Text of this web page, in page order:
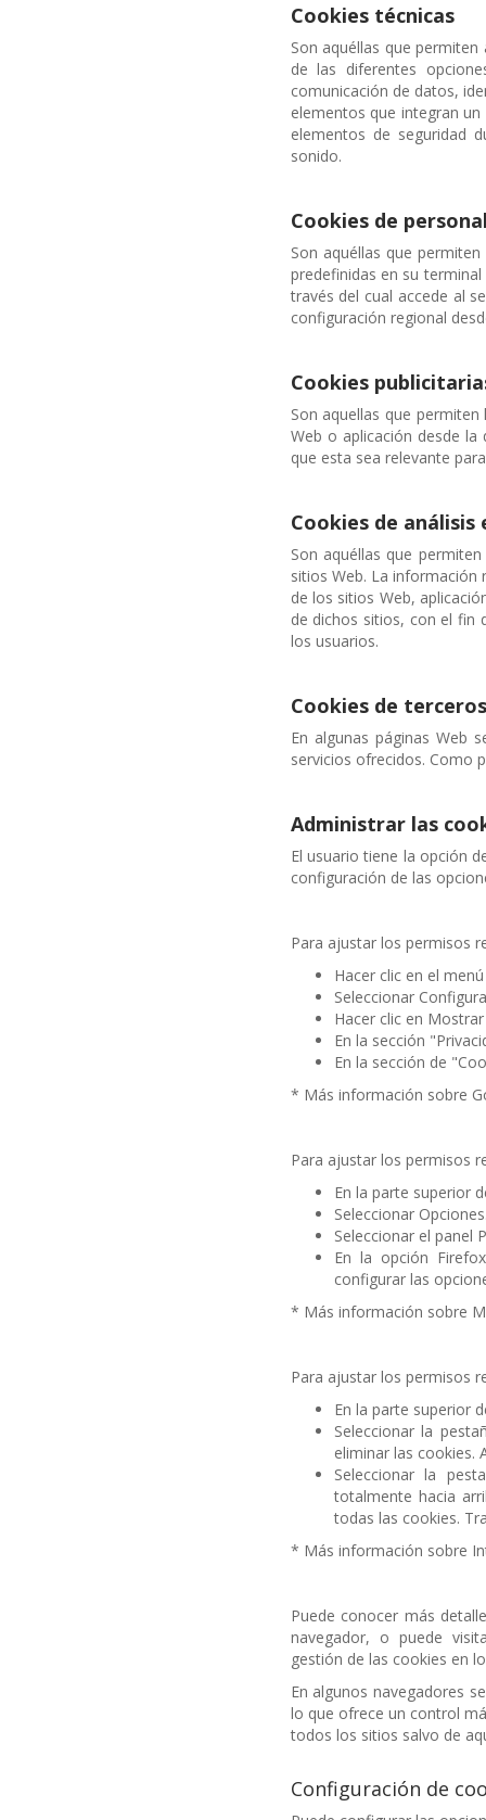
Cookies técnicas
Son aquéllas que
de las diferentes
comunicación de datos,
elementos que integran
elementos de seguridad
sonido.
Cookies de
Son aquéllas que
predefinidas en su
través del cual accede al
configuración regional
Cookies
Son aquellas que
Web o aplicación desde
que esta sea relevante
Cookies de
Son aquéllas que
sitios Web. La información
de los sitios Web,
de dichos sitios, con el fin
los usuarios.
Cookies de terceros
En algunas páginas Web
servicios ofrecidos. Como
Administrar las
El usuario tiene la opción
configuración de las
Para ajustar los permisos
Hacer clic en el
Seleccionar
Hacer clic en
En la sección
En la sección de
* Más información sobre
Para ajustar los permisos
En la parte superior
Seleccionar
Seleccionar el panel
En la opción
configurar las
* Más información sobre
Para ajustar los permisos
En la parte superior
Seleccionar la
eliminar las cookies.
Seleccionar la
totalmente hacia
todas las cookies.
* Más información sobre
Puede conocer más
navegador, o puede
gestión de las cookies en
En algunos navegadores
lo que ofrece un control
todos los sitios salvo de
Configuración de